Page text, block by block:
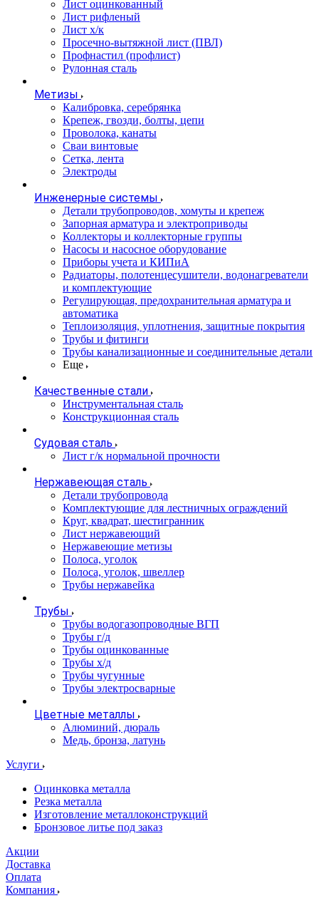
Лист оцинкованный
Лист рифленый
Лист х/к
Просечно-вытяжной лист (ПВЛ)
Профнастил (профлист)
Рулонная сталь
Метизы
Калибровка, серебрянка
Крепеж, гвозди, болты, цепи
Проволока, канаты
Сваи винтовые
Сетка, лента
Электроды
Инженерные системы
Детали трубопроводов, хомуты и крепеж
Запорная арматура и электроприводы
Коллекторы и коллекторные группы
Насосы и насосное оборудование
Приборы учета и КИПиА
Радиаторы, полотенцесушители, водонагреватели
и комплектующие
Регулирующая, предохранительная арматура и
автоматика
Теплоизоляция, уплотнения, защитные покрытия
Трубы и фитинги
Трубы канализационные и соединительные детали
Еще
Качественные стали
Инструментальная сталь
Конструкционная сталь
Судовая сталь
Лист г/к нормальной прочности
Нержавеющая сталь
Детали трубопровода
Комплектующие для лестничных ограждений
Круг, квадрат, шестигранник
Лист нержавеющий
Нержавеющие метизы
Полоса, уголок
Полоса, уголок, швеллер
Трубы нержавейка
Трубы
Трубы водогазопроводные ВГП
Трубы г/д
Трубы оцинкованные
Трубы х/д
Трубы чугунные
Трубы электросварные
Цветные металлы
Алюминий, дюраль
Медь, бронза, латунь
Услуги
Оцинковка металла
Резка металла
Изготовление металлоконструкций
Бронзовое литье под заказ
Акции
Доставка
Оплата
Компания